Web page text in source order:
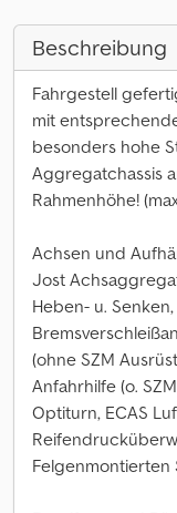
Beschreibung
Fahrgestell
mit
besonders hohe
Aggregatchassis
Rahmenhöhe!
Achsen und
Jost
Heben- u.
(ohne SZM
Anfahrhilfe (o.
Optiturn, ECAS
Felgenmontierten